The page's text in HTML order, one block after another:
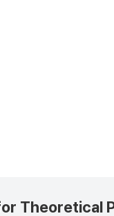
Theoretical